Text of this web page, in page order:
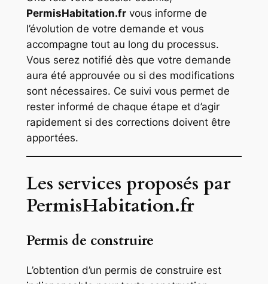
PermisHabitation.frvous informe de
l’évolution de votre demande et vous
accompagne tout au long du processus.
Vous serez notifié dès que votre demande
aura été approuvée ou si des modifications
sont nécessaires. Ce suivi vous permet de
rester informé de chaque étape et d’agir
rapidement si des corrections doivent être
apportées.
Les services proposés par
PermisHabitation.fr
Permis de construire
L’obtention d’un permis de construire est